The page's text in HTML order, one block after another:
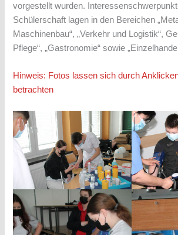
vorgestellt wurden.
Schülerschaft lagen in den Bereichen
Maschinenbau“, „Verkehr und Logistik“,
Pflege“, „Gastronomie“ sowie
Hinweis: Fotos lassen sich durch
betrachten